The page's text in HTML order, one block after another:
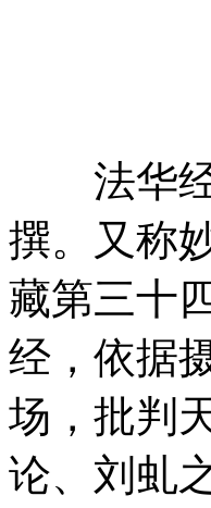
法华经
撰。又称
藏第三十
经，依据
场，批判
论、刘虬